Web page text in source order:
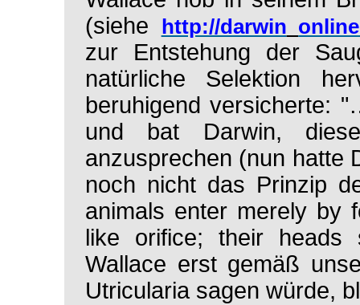
(siehe http://darwin
zur Entstehung der
natürliche Selektion
beruhigend versicherte: "
und bat Darwin,
anzusprechen (nun hatte
noch nicht das Prinzip
animals enter merely by
like orifice; their
Wallace erst gemäß
Utricularia sagen würde,